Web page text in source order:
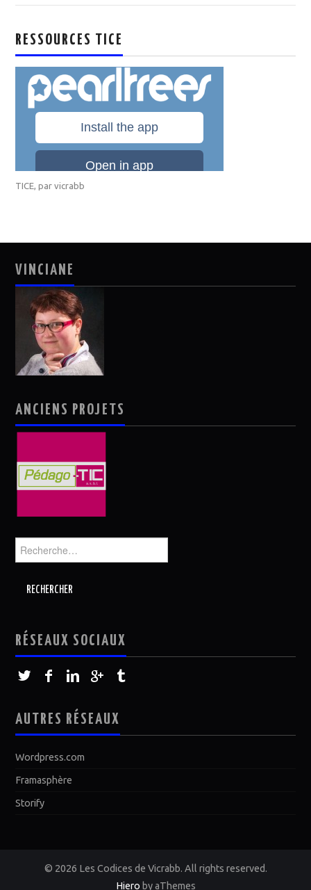
RESSOURCES TICE
TICE, parvicrabb
VINCIANE
ANCIENS PROJETS
Rechercher :
RÉSEAUX SOCIAUX
AUTRES RÉSEAUX
Wordpress.com
Framasphère
Storify
© 2026 Les Codices de Vicrabb. All rights reserved.
Hiero by aThemes